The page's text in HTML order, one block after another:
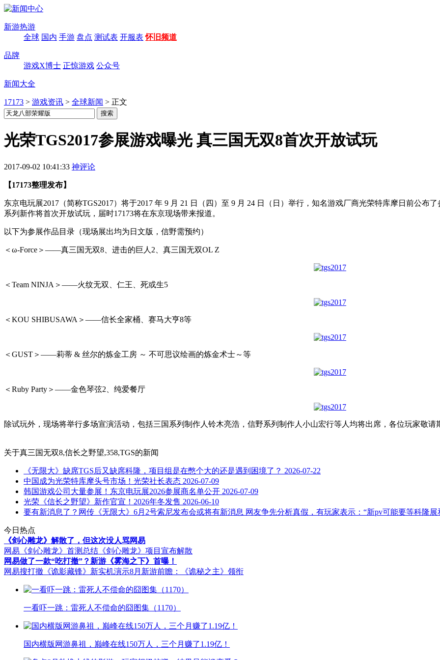
新游热游
全球 国内 手游 盘点 测试表 开服表 怀旧频道
品牌
游戏X博士 正惊游戏 公众号
新闻大全
17173 > 游戏资讯 > 全球新闻 > 正文
光荣TGS2017参展游戏曝光 真三国无双8首次开放试玩
2017-09-02 10:41:33 神评论
【17173整理发布】
东京电玩展2017（简称TGS2017）将于2017 年 9 月 21 日（四）至 9 月 24 日（日）举行，知名游戏厂商光荣特库摩日前公布
系列新作将首次开放试玩，届时17173将在东京现场带来报道。
以下为参展作品目录（现场展出均为日文版，信野需预约）
＜ω-Force＞——真三国无双8、进击的巨人2、真三国无双OL Z
＜Team NINJA＞——火纹无双、仁王、死或生5
＜KOU SHIBUSAWA＞——信长全家桶、赛马大亨8等
＜GUST＞——莉蒂 & 丝尔的炼金工房 ～ 不可思议绘画的炼金术士～等
＜Ruby Party＞——金色琴弦2、纯爱餐厅
除试玩外，现场将举行多场宣演活动，包括三国系列制作人铃木亮浩，信野系列制作人小山宏行等人均将出席，各位玩家敬请
关于真三国无双8,信长之野望,358,TGS的新闻
《无限大》缺席TGS后又缺席科隆，项目组是在憋个大的还是遇到困境了？ 2026-07-22
中国成为光荣特库摩头号市场！光荣社长表态 2026-07-09
韩国游戏公司大量参展！东京电玩展2026参展商名单公开 2026-07-09
光荣《信长之野望》新作官宣！2026年冬发售 2026-06-10
要有新消息了？网传《无限大》6月2号索尼发布会或将有新消息 网友争先分析真假，有玩家表示：“新pv可能要等科隆展
今日热点
《剑心雕龙》解散了，但这次没人骂网易
网易《剑心雕龙》首测总结 《剑心雕龙》项目宣布解散
网易做了一款“吃打撤”？新游《雾海之下》首曝！
网易搜打撤《诡影藏锋》新实机演示8月新游前瞻：《诡秘之主》领衔
一看吓一跳：雷死人不偿命的囧图集（1170）
国内横版网游鼻祖，巅峰在线150万人，三个月赚了1.19亿！